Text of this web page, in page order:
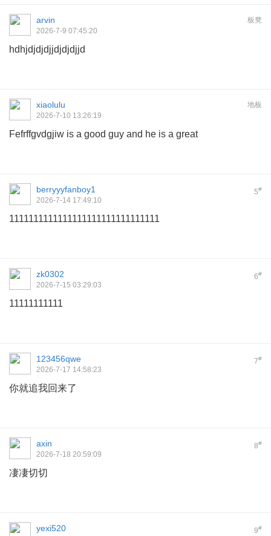
板凳
arvin
2026-7-9 07:45:20
hdhjdjdjdjjdjdjdjjd
地板
xiaolulu
2026-7-10 13:26:19
Fefrffgvdgjiw is a good guy and he is a great
5#
berryyyfanboy1
2026-7-14 17:49:10
1111111111111111111111111111111
6#
zk0302
2026-7-15 03:29:03
11111111111
7#
123456qwe
2026-7-17 14:58:23
你就追我回来了
8#
axin
2026-7-18 20:59:09
凄凄切切
9#
yexi520